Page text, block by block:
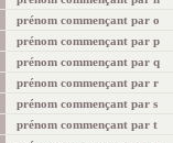
prénom commençant par o
prénom commençant par p
prénom commençant par q
prénom commençant par r
prénom commençant par s
prénom commençant par t